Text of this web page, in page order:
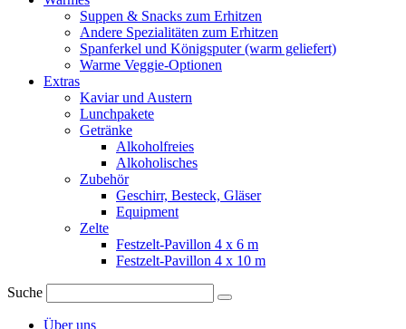
Suppen & Snacks zum Erhitzen
Andere Spezialitäten zum Erhitzen
Spanferkel und Königsputer (warm geliefert)
Warme Veggie-Optionen
Extras
Kaviar und Austern
Lunchpakete
Getränke
Alkoholfreies
Alkoholisches
Zubehör
Geschirr, Besteck, Gläser
Equipment
Zelte
Festzelt-Pavillon 4 x 6 m
Festzelt-Pavillon 4 x 10 m
Suche
Über uns